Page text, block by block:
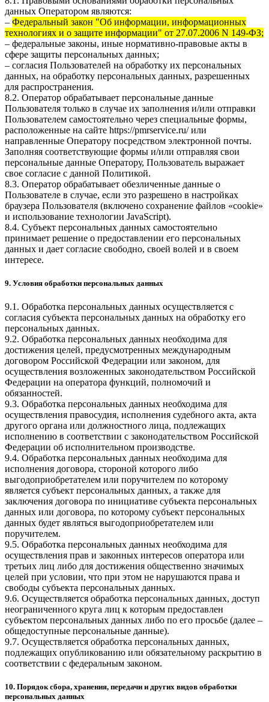
данных Оператором являются:
– Федеральный закон "Об информации, информационных
технологиях и о защите информации" от 27.07.2006 N 149-ФЗ;
– федеральные законы, иные нормативно-правовые акты в
сфере защиты персональных данных;
– согласия Пользователей на обработку их персональных
данных, на обработку персональных данных, разрешенных
для распространения.
8.2. Оператор обрабатывает персональные данные
Пользователя только в случае их заполнения и/или отправки
Пользователем самостоятельно через специальные формы,
расположенные на сайте https://pmrservice.ru/или
направленные Оператору посредством электронной почты.
Заполняя соответствующие формы и/или отправляя свои
персональные данные Оператору, Пользователь выражает
свое согласие с данной Политикой.
8.3. Оператор обрабатывает обезличенные данные о
Пользователе в случае, если это разрешено в настройках
браузера Пользователя (включено сохранение файлов «cookie»
и использование технологии JavaScript).
8.4. Субъект персональных данных самостоятельно
принимает решение о предоставлении его персональных
данных и дает согласие свободно, своей волей и в своем
интересе.
9. Условия обработки персональных данных
9.1. Обработка персональных данных осуществляется с
согласия субъекта персональных данных на обработку его
персональных данных.
9.2. Обработка персональных данных необходима для
достижения целей, предусмотренных международным
договором Российской Федерации или законом, для
осуществления возложенных законодательством Российской
Федерации на оператора функций, полномочий и
обязанностей.
9.3. Обработка персональных данных необходима для
осуществления правосудия, исполнения судебного акта, акта
другого органа или должностного лица, подлежащих
исполнению в соответствии с законодательством Российской
Федерации об исполнительном производстве.
9.4. Обработка персональных данных необходима для
исполнения договора, стороной которого либо
выгодоприобретателем или поручителем по которому
является субъект персональных данных, а также для
заключения договора по инициативе субъекта персональных
данных или договора, по которому субъект персональных
данных будет являться выгодоприобретателем или
поручителем.
9.5. Обработка персональных данных необходима для
осуществления прав и законных интересов оператора или
третьих лиц либо для достижения общественно значимых
целей при условии, что при этом не нарушаются права и
свободы субъекта персональных данных.
9.6. Осуществляется обработка персональных данных, доступ
неограниченного круга лиц к которым предоставлен
субъектом персональных данных либо по его просьбе (далее –
общедоступные персональные данные).
9.7. Осуществляется обработка персональных данных,
подлежащих опубликованию или обязательному раскрытию в
соответствии с федеральным законом.
10. Порядок сбора, хранения, передачи и других видов обработки
персональных данных